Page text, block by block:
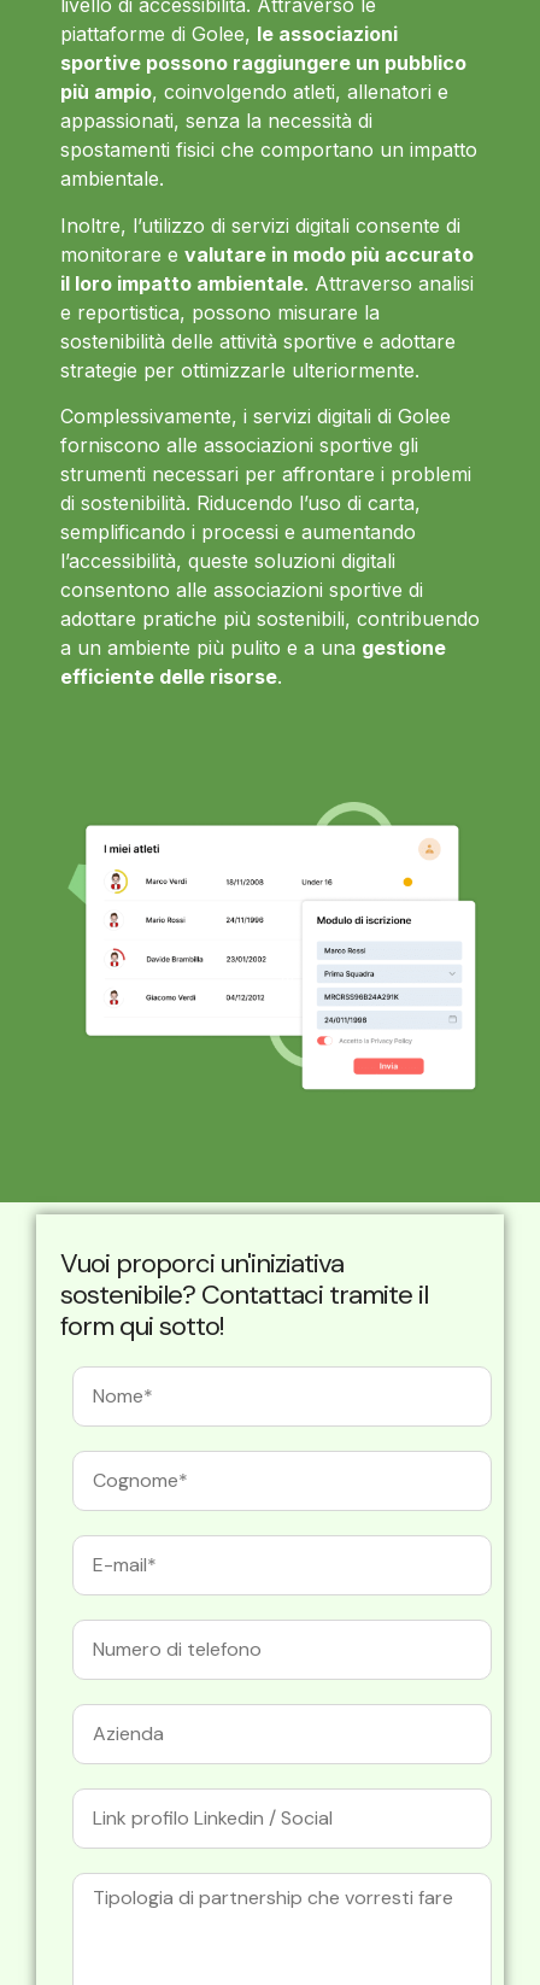
livello di accessibilità. Attraverso le
piattaforme di Golee, le associazioni
sportive possono raggiungere un pubblico
più ampio, coinvolgendo atleti, allenatori e
appassionati, senza la necessità di
spostamenti fisici che comportano un impatto
ambientale.
Inoltre, l’utilizzo di servizi digitali consente di
monitorare e valutare in modo più accurato
il loro impatto ambientale. Attraverso analisi
e reportistica, possono misurare la
sostenibilità delle attività sportive e adottare
strategie per ottimizzarle ulteriormente.
Complessivamente, i servizi digitali di Golee
forniscono alle associazioni sportive gli
strumenti necessari per affrontare i problemi
di sostenibilità. Riducendo l’uso di carta,
semplificando i processi e aumentando
l’accessibilità, queste soluzioni digitali
consentono alle associazioni sportive di
adottare pratiche più sostenibili, contribuendo
a un ambiente più pulito e a una gestione
efficiente delle risorse.
Vuoi proporci un'iniziativa
sostenibile? Contattaci tramite il
form qui sotto!